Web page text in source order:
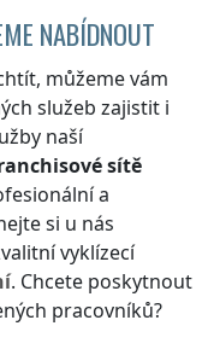
NABÍDNOUT
můžeme vám
služeb zajistit i
naší
sítě
a
si u nás
vyklízecí
. Chcete poskytnout
pracovníků?